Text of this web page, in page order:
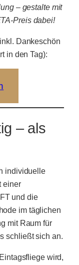
– gestalte mit
Preis dabei!
Dankeschön
in den Tag):
– als
individuelle
einer
und die
im täglichen
mit Raum für
schließt sich an.
wird,